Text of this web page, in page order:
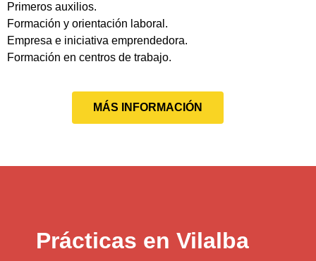
Primeros auxilios.
Formación y orientación laboral.
Empresa e iniciativa emprendedora.
Formación en centros de trabajo.
MÁS INFORMACIÓN
Prácticas en Vilalba